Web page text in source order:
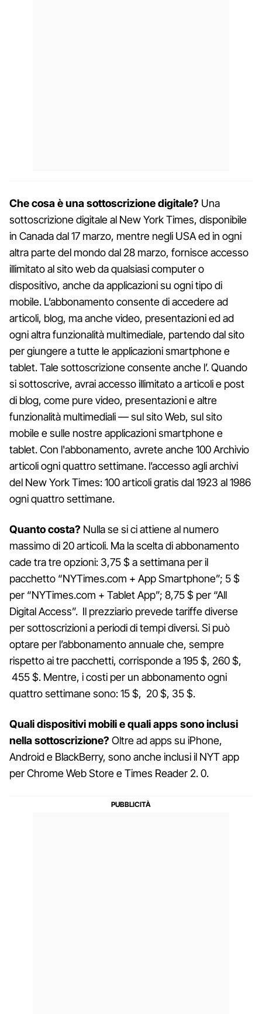
Che cosa è una sottoscrizione digitale? Una
sottoscrizione digitale al New York Times, disponibile
in Canada dal 17 marzo, mentre negli USA ed in ogni
altra parte del mondo dal 28 marzo, fornisce accesso
illimitato al sito web da qualsiasi computer o
dispositivo, anche da applicazioni su ogni tipo di
mobile. L’abbonamento consente di accedere ad
articoli, blog, ma anche video, presentazioni ed ad
ogni altra funzionalità multimediale, partendo dal sito
per giungere a tutte le applicazioni smartphone e
tablet. Tale sottoscrizione consente anche l’. Quando
si sottoscrive, avrai accesso illimitato a articoli e post
di blog, come pure video, presentazioni e altre
funzionalità multimediali — sul sito Web, sul sito
mobile e sulle nostre applicazioni smartphone e
tablet. Con l'abbonamento, avrete anche 100 Archivio
articoli ogni quattro settimane. l’accesso agli archivi
del New York Times: 100 articoli gratis dal 1923 al 1986
ogni quattro settimane.
Quanto costa? Nulla se si ci attiene al numero
massimo di 20 articoli. Ma la scelta di abbonamento
cade tra tre opzioni: 3,75 $ a settimana per il
pacchetto “NYTimes.com + App Smartphone”; 5 $
per “NYTimes.com + Tablet App”; 8,75 $ per “All
Digital Access”. Il prezziario prevede tariffe diverse
per sottoscrizioni a periodi di tempi diversi. Si può
optare per l’abbonamento annuale che, sempre
rispetto ai tre pacchetti, corrisponde a 195 $, 260 $,
455 $. Mentre, i costi per un abbonamento ogni
quattro settimane sono: 15 $, 20 $, 35 $.
Quali dispositivi mobili e quali apps sono inclusi
nella sottoscrizione? Oltre ad apps su iPhone,
Android e BlackBerry, sono anche inclusi il NYT app
per Chrome Web Store e Times Reader 2. 0.